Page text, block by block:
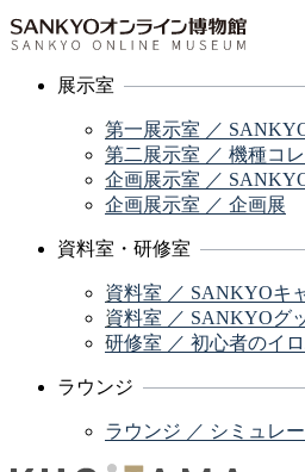
展示室
第一展示室 ／
第二展示室 ／ 機種コ
企画展示室 ／
企画展示室 ／ 企画展
資料室・研修室
資料室 ／ SANKYOキ
資料室 ／ SANKYOグ
研修室 ／ 初心者のイ
ラウンジ
ラウンジ ／ シミュレ